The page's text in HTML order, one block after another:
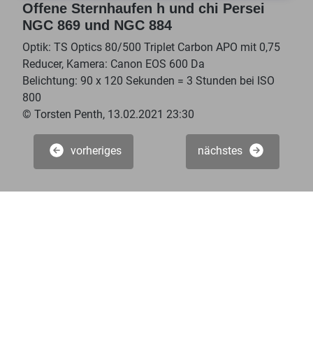
Offene Sternhaufen h und chi Persei
NGC 869 und NGC 884
Optik: TS Optics 80/500 Triplet Carbon APO mit 0,75
Reducer, Kamera: Canon EOS 600 Da
Belichtung: 90 x 120 Sekunden = 3 Stunden bei ISO
800
© Torsten Penth, 13.02.2021 23:30
vorheriges nächstes